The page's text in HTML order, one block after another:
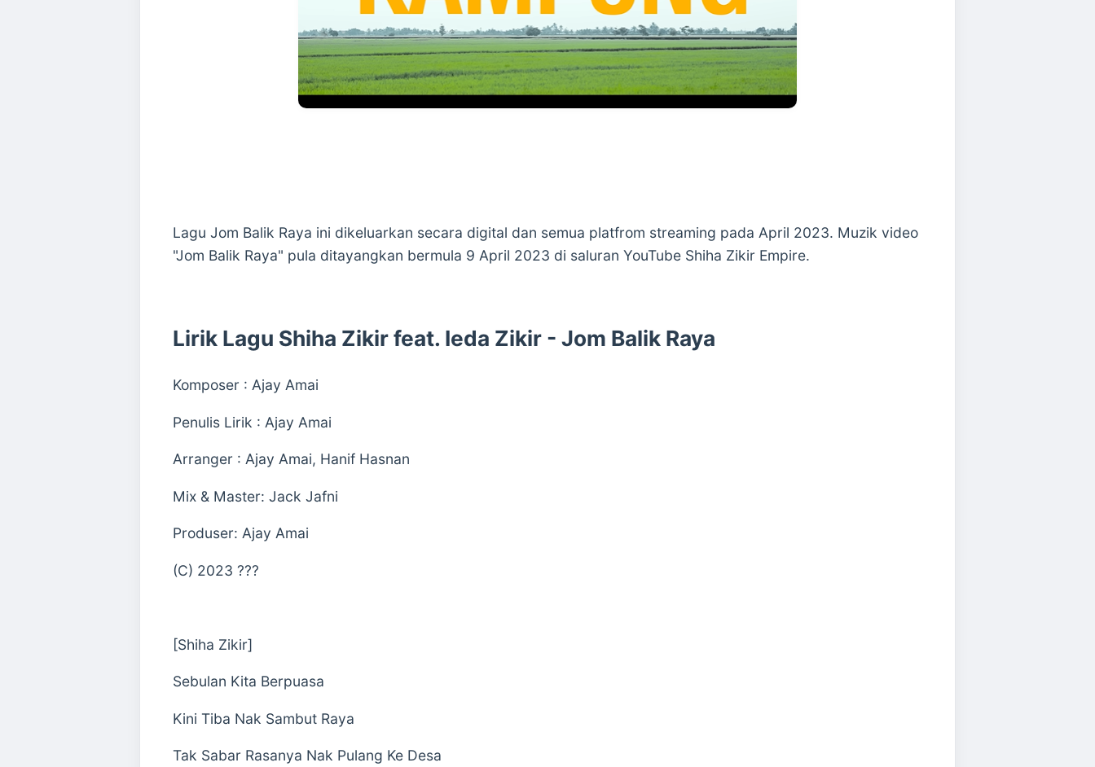
Lagu Jom Balik Raya ini dikeluarkan secara digital dan semua platfrom streaming pada April 2023. Muzik video
"Jom Balik Raya" pula ditayangkan bermula 9 April 2023 di saluran YouTube Shiha Zikir Empire.
Lirik Lagu Shiha Zikir feat. Ieda Zikir - Jom Balik Raya
Komposer : Ajay Amai
Penulis Lirik : Ajay Amai
Arranger : Ajay Amai, Hanif Hasnan
Mix & Master: Jack Jafni
Produser: Ajay Amai
(C) 2023 ???
[Shiha Zikir]
Sebulan Kita Berpuasa
Kini Tiba Nak Sambut Raya
Tak Sabar Rasanya Nak Pulang Ke Desa